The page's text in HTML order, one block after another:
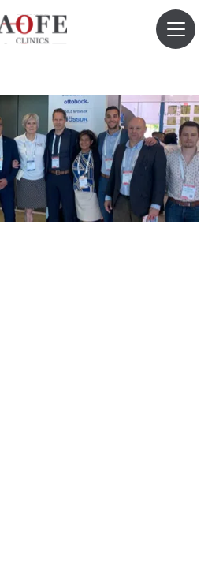
de SIGBAL en ISPO México